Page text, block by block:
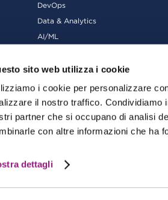
sito web utilizza i cookie
i cookie per personalizzare
il nostro traffico.
partner che si occupano di analisi
con altre informazioni che ha
dettagli
DevOps
Data & Analytics
AI/ML